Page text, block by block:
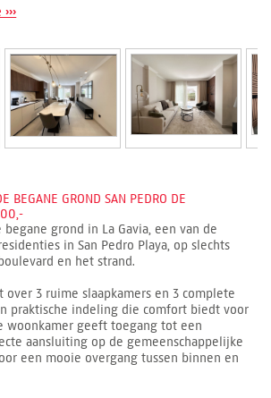
BEGANE GROND SAN PEDRO DE
grond in La Gavia, een van de
in San Pedro Playa, op slechts
en het strand.
over 3 ruime slaapkamers en 3 complete
praktische indeling die comfort biedt voor
woonkamer geeft toegang tot een
aansluiting op de gemeenschappelijke
een mooie overgang tussen binnen en